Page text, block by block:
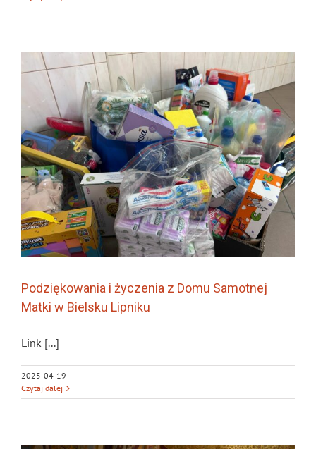
Podziękowania i życzenia z Domu Samotnej
Matki w Bielsku Lipniku
Link [...]
2025-04-19
Czytaj dalej